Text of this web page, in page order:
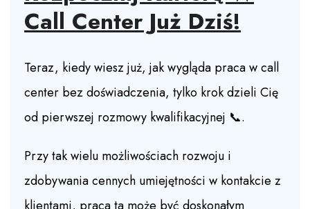
Call Center Już Dziś!
Teraz, kiedy wiesz już, jak wygląda praca w call
center bez doświadczenia, tylko krok dzieli Cię
od pierwszej rozmowy kwalifikacyjnej 📞.
Przy tak wielu możliwościach rozwoju i
zdobywania cennych umiejętności w kontakcie z